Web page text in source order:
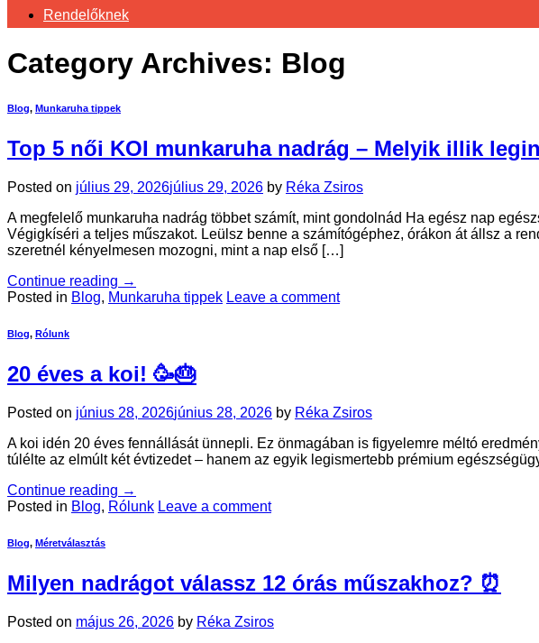
Rendelőknek
Category Archives: Blog
Blog, Munkaruha tippek
Top 5 női KOI munkaruha nadrág – Melyik illik
Posted on július 29, 2026július 29, 2026 by Réka Zsiros
A megfelelő munkaruha nadrág többet számít, mint gondolnád Ha egész nap
Végigkíséri a teljes műszakot. Leülsz benne a számítógéphez, órákon át állsz a
szeretnél kényelmesen mozogni, mint a nap első […]
Continue reading →
Posted in Blog, Munkaruha tippek Leave a comment
Blog, Rólunk
20 éves a koi! 🥳🎂
Posted on június 28, 2026június 28, 2026 by Réka Zsiros
A koi idén 20 éves fennállását ünnepli. Ez önmagában is figyelemre méltó
túlélte az elmúlt két évtizedet – hanem az egyik legismertebb prémium
Continue reading →
Posted in Blog, Rólunk Leave a comment
Blog, Méretválasztás
Milyen nadrágot válassz 12 órás műszakhoz? ⏰
Posted on május 26, 2026 by Réka Zsiros